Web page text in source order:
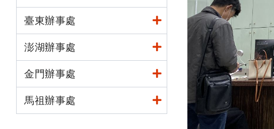
臺東辦事處
澎湖辦事處
金門辦事處
馬祖辦事處